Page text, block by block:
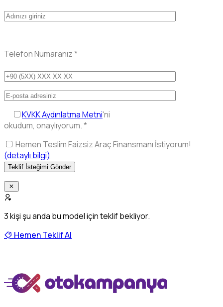
Telefon Numaranız*
KVKK Aydınlatma Metni'ni
okudum, onaylıyorum.*
Hemen Teslim Faizsiz Araç Finansmanı İstiyorum!
(detaylı bilgi)
3kişi şu anda bu model için teklif bekliyor.
Hemen Teklif Al